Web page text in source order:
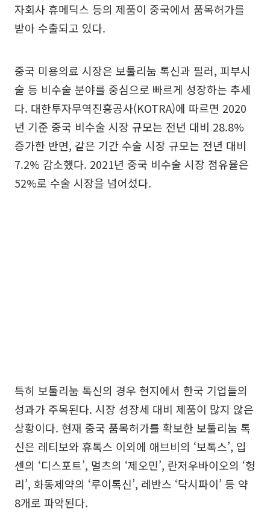
자회사 휴메딕스 등의 제품이 중국에서 품목허가를
받아 수출되고 있다.
중국 미용의료 시장은 보툴리눔 톡신과 필러, 피부시
술 등 비수술 분야를 중심으로 빠르게 성장하는 추세
다. 대한투자무역진흥공사(KOTRA)에 따르면 2020
년 기준 중국 비수술 시장 규모는 전년 대비 28.8%
증가한 반면, 같은 기간 수술 시장 규모는 전년 대비
7.2% 감소했다. 2021년 중국 비수술 시장 점유율은
52%로 수술 시장을 넘어섰다.
특히 보툴리눔 톡신의 경우 현지에서 한국 기업들의
성과가 주목된다. 시장 성장세 대비 제품이 많지 않은
상황이다. 현재 중국 품목허가를 확보한 보툴리눔 톡
신은 레티보와 휴톡스 이외에 애브비의 ‘보톡스’, 입
센의 ‘디스포트’, 멀츠의 ‘제오민’, 란저우바이오의 ‘헝
리’, 화동제약의 ‘루이톡신’, 레반스 ‘닥시파이’ 등 약
8개로 파악된다.